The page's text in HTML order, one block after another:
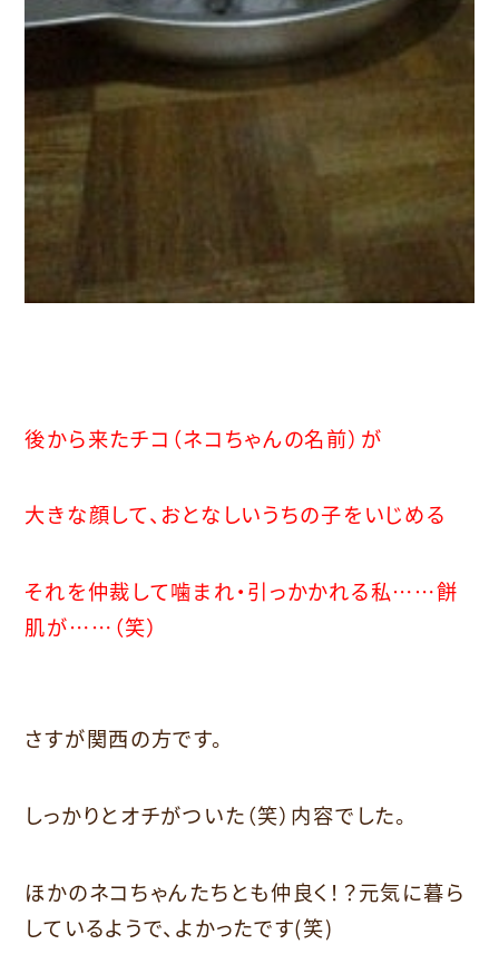
後から来たチコ（ネコちゃんの名前）が
大きな顔して、おとなしいうちの子をいじめる
それを仲裁して噛まれ・引っかかれる私……餅
肌が……（笑）
さすが関西の方です。
しっかりとオチがついた（笑）内容でした。
ほかのネコちゃんたちとも仲良く！？元気に暮ら
しているようで、よかったです(笑)